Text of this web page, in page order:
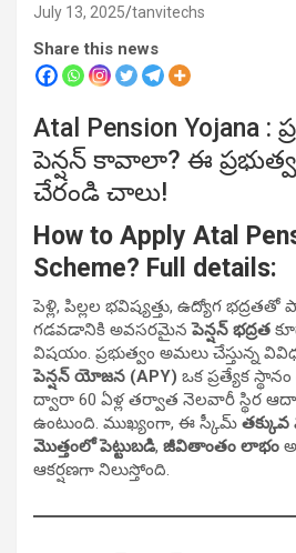
July 13, 2025 tanvitechs
Share this news
Atal Pension Yojana :
పెన్షన్ కావాలా? ఈ
చేరండి చాలు!
How to Apply Atal
Scheme? Full details:
పెళ్లి, పిల్లల భవిష్యత్తు, ఉద్యోగ
గడవడానికి అవసరమైనపెన్షన్ భద్రత
విషయం. ప్రభుత్వం అమలు చేస్తున్న
పెన్షన్ యోజన (APY) ఒక ప్రత్యేక
ద్వారా 60 ఏళ్ల తర్వాత నెలవారీ స్థిర
ఉంటుంది. ముఖ్యంగా, ఈ స్కీమ్‌
మొత్తంలో పెట్టుబడి, జీవితాంతం లాభం
ఆకర్షణగా నిలుస్తోంది.